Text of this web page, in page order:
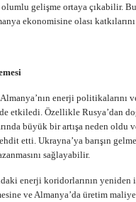
gelişme ortaya çıkabilir. Bu
ekonomisine olası
enerji politikalarını
etkiledi. Özellikle Rusya’dan
büyük bir artışa neden oldu
etti. Ukrayna’ya barışın
sağlayabilir.
enerji koridorlarının yeniden
ve Almanya’da üretim